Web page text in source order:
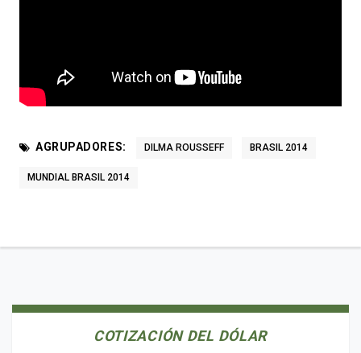
AGRUPADORES: DILMA ROUSSEFF BRASIL 2014
MUNDIAL BRASIL 2014
COTIZACIÓN DEL DÓLAR